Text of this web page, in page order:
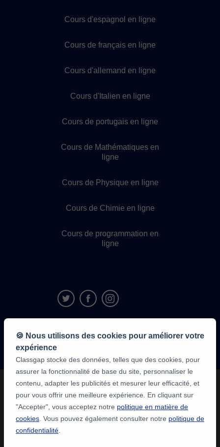
Cours d'espagnol en ligne
Cours de français en ligne
Cours d'allemand en ligne
Cours d'Italien en ligne
Cours de portugais en ligne
Cours de Mathématiques en
ligne
Cours de Physique en ligne
Cours de Chimie en ligne
Cours de programmation en
ligne
9,6/10
avis
🍪 Nous utilisons des cookies pour améliorer votre
expérience
Classgap stocke des données, telles que des cookies, pour
assurer la fonctionnalité de base du site, personnaliser le
contenu, adapter les publicités et mesurer leur efficacité, et
pour vous offrir une meilleure expérience. En cliquant sur
"Accepter", vous acceptez notre politique en matière de
cookies . Vous pouvez également consulter notre politique de
confidentialité